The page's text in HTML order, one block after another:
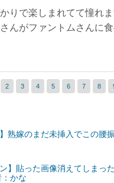
りで楽しまれてて憧れ
んがファントムさんに
2 3 4 5 6 7 8
】熟嫁のまだ未挿入でこの腰
ン】貼った画像消えてしまっ
かな